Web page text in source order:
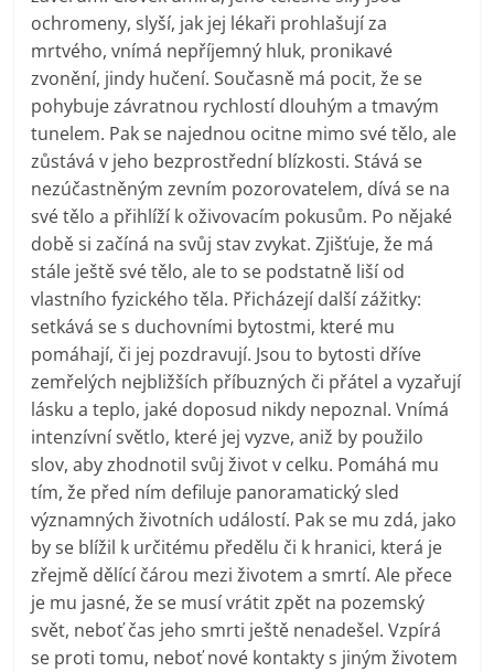
ochromeny, slyší, jak jej lékaři prohlašují za
mrtvého, vnímá nepříjemný hluk, pronikavé
zvonění, jindy hučení. Současně má pocit, že se
pohybuje závratnou rychlostí dlouhým a tmavým
tunelem. Pak se najednou ocitne mimo své tělo, ale
zůstává v jeho bezprostřední blízkosti. Stává se
nezúčastněným zevním pozorovatelem, dívá se na
své tělo a přihlíží k oživovacím pokusům. Po nějaké
době si začíná na svůj stav zvykat. Zjišťuje, že má
stále ještě své tělo, ale to se podstatně liší od
vlastního fyzického těla. Přicházejí další zážitky:
setkává se s duchovními bytostmi, které mu
pomáhají, či jej pozdravují. Jsou to bytosti dříve
zemřelých nejbližších příbuzných či přátel a vyzařují
lásku a teplo, jaké doposud nikdy nepoznal. Vnímá
intenzívní světlo, které jej vyzve, aniž by použilo
slov, aby zhodnotil svůj život v celku. Pomáhá mu
tím, že před ním defiluje panoramatický sled
významných životních událostí. Pak se mu zdá, jako
by se blížil k určitému předělu či k hranici, která je
zřejmě dělící čárou mezi životem a smrtí. Ale přece
je mu jasné, že se musí vrátit zpět na pozemský
svět, neboť čas jeho smrti ještě nenadešel. Vzpírá
se proti tomu, neboť nové kontakty s jiným životem